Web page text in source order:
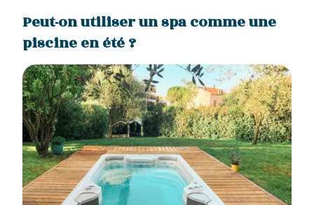
Peut-on utiliser un spa comme une
piscine en été ?